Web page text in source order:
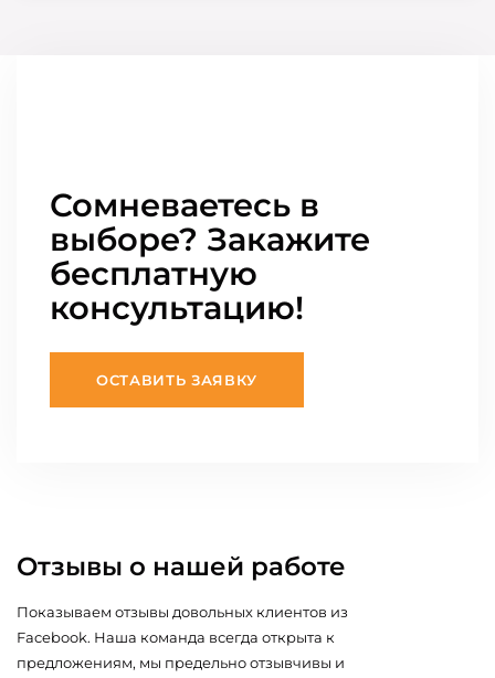
Сомневаетесь в
выборе? Закажите
бесплатную
консультацию!
ОСТАВИТЬ ЗАЯВКУ
Отзывы о нашей работе
Показываем отзывы довольных клиентов из
Facebook. Наша команда всегда открыта к
предложениям, мы предельно отзывчивы и